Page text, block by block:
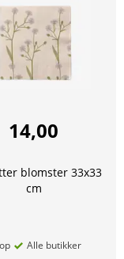
14,00
blomster 33x33
cm
Alle butikker